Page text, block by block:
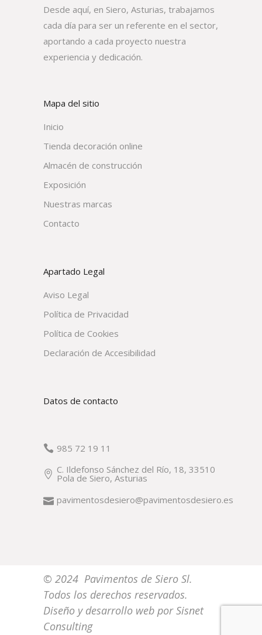
Desde aquí, en Siero, Asturias, trabajamos
cada día para ser un referente en el sector,
aportando a cada proyecto nuestra
experiencia y dedicación.
Mapa del sitio
Inicio
Tienda decoración online
Almacén de construcción
Exposición
Nuestras marcas
Contacto
Apartado Legal
Aviso Legal
Política de Privacidad
Política de Cookies
Declaración de Accesibilidad
Datos de contacto
985 72 19 11
C. Ildefonso Sánchez del Río, 18, 33510
Pola de Siero, Asturias
pavimentosdesiero@pavimentosdesiero.es
© 2024 Pavimentos de Siero Sl.
Todos los derechos reservados.
Diseño y desarrollo web porSisnet
Consulting